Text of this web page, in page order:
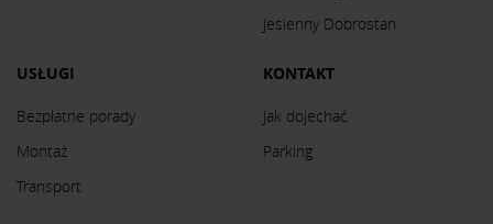
Jesienny Dobrostan
USŁUGI
Bezpłatne porady
Montaż
Transport
KONTAKT
Jak dojechać
Parking